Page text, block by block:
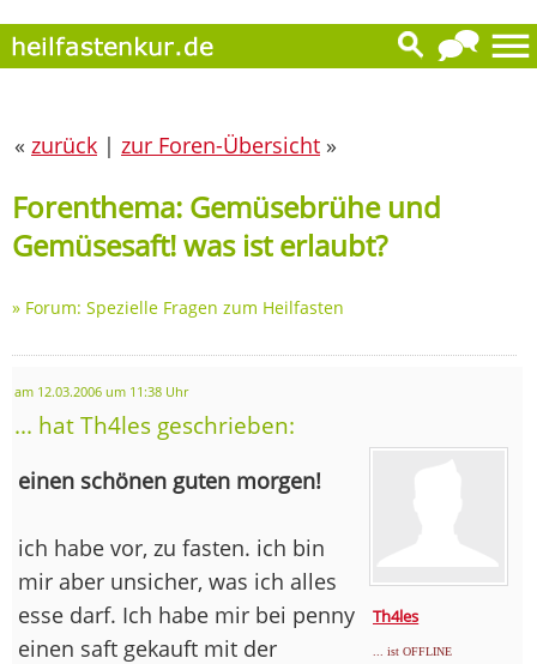
« zurück | zur Foren-Übersicht »
Forenthema: Gemüsebrühe und
Gemüsesaft! was ist erlaubt?
» Forum: Spezielle Fragen zum Heilfasten
am 12.03.2006 um 11:38 Uhr
... hat Th4les geschrieben:
Th4les
... ist OFFLINE
einen schönen guten morgen!
ich habe vor, zu fasten. ich bin
mir aber unsicher, was ich alles
esse darf. Ich habe mir bei penny
einen saft gekauft mit der